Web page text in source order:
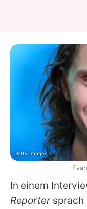
In einem
Reportersprach
Getty Images